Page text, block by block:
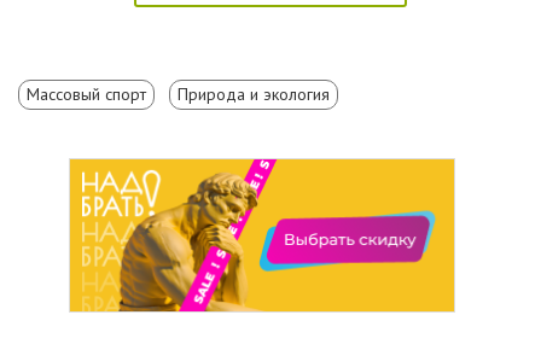
Массовый спорт Природа и экология